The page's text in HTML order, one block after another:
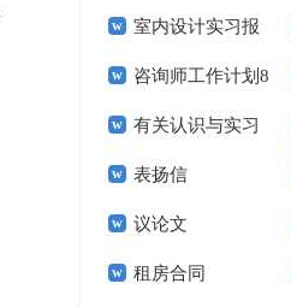
篇 室内设计实习报
告汇编15篇
咨询师工作计划8
篇 有关认识与实习
报告模板集锦十篇
表扬信
议论文
租房合同